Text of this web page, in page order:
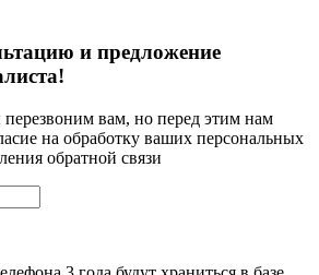
и предложение
перезвоним вам, но перед этим нам
на обработку ваших персональных
обратной связи